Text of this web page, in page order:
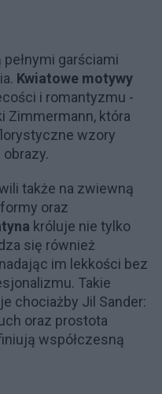
garściami
Kwiatowe motywy
i romantyzmu -
Zimmermann, która
wzory
także na zwiewną
oraz
króluje nie tylko
się również
im lekkości bez
Takie
chociażby Jil Sander:
oraz prostota
współczesną